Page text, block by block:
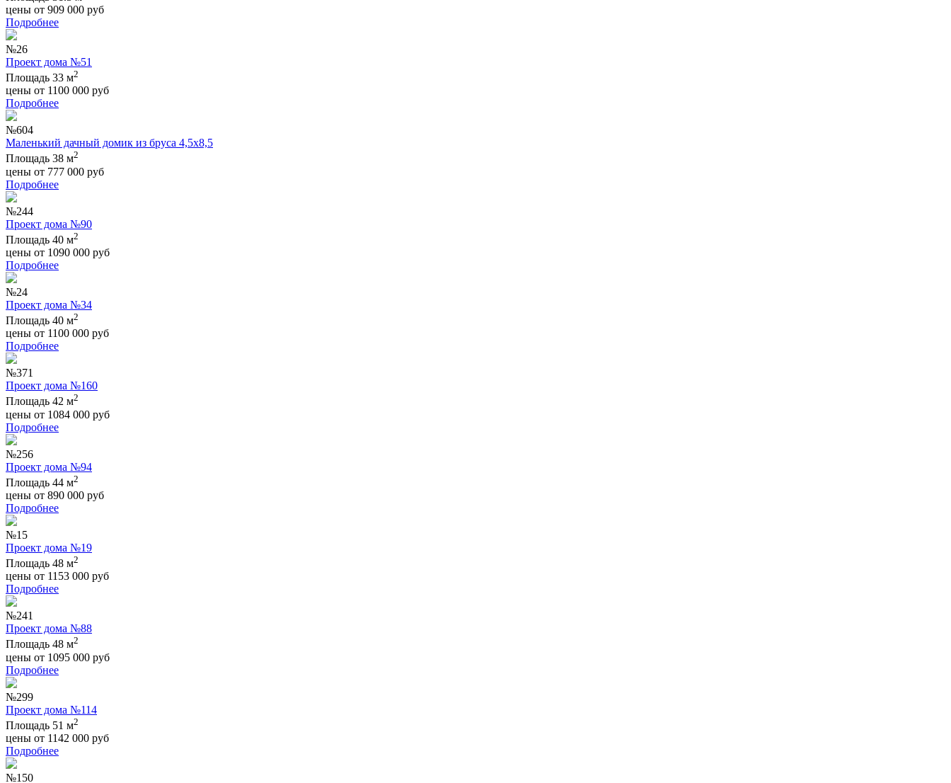
цены от 909 000 руб
Подробнее
№26
Проект дома №51
Площадь 33 м2
цены от 1100 000 руб
Подробнее
№604
Маленький дачный домик из бруса 4,5х8,5
Площадь 38 м2
цены от 777 000 руб
Подробнее
№244
Проект дома №90
Площадь 40 м2
цены от 1090 000 руб
Подробнее
№24
Проект дома №34
Площадь 40 м2
цены от 1100 000 руб
Подробнее
№371
Проект дома №160
Площадь 42 м2
цены от 1084 000 руб
Подробнее
№256
Проект дома №94
Площадь 44 м2
цены от 890 000 руб
Подробнее
№15
Проект дома №19
Площадь 48 м2
цены от 1153 000 руб
Подробнее
№241
Проект дома №88
Площадь 48 м2
цены от 1095 000 руб
Подробнее
№299
Проект дома №114
Площадь 51 м2
цены от 1142 000 руб
Подробнее
№150